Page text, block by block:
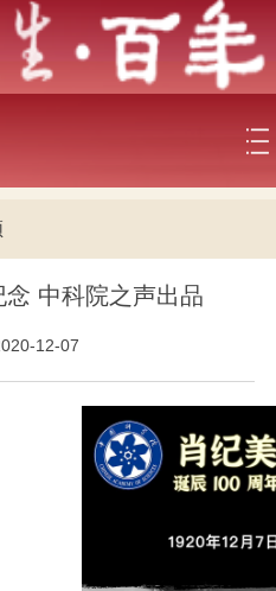
中科院之声出品
12-07